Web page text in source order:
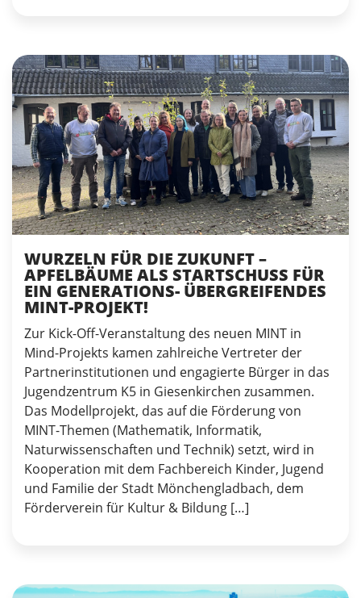
WURZELN FÜR DIE ZUKUNFT –
APFELBÄUME ALS STARTSCHUSS FÜR
EIN GENERATIONS- ÜBERGREIFENDES
MINT-PROJEKT!
Zur Kick-Off-Veranstaltung des neuen MINT in
Mind-Projekts kamen zahlreiche Vertreter der
Partnerinstitutionen und engagierte Bürger in das
Jugendzentrum K5 in Giesenkirchen zusammen.
Das Modellprojekt, das auf die Förderung von
MINT-Themen (Mathematik, Informatik,
Naturwissenschaften und Technik) setzt, wird in
Kooperation mit dem Fachbereich Kinder, Jugend
und Familie der Stadt Mönchengladbach, dem
Förderverein für Kultur & Bildung […]